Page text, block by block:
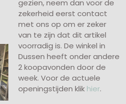
gezien, neem dan voor de
zekerheid eerst contact
met ons op om er zeker
van te zijn dat dit artikel
voorradig is. De winkel in
Dussen heeft onder andere
2 koopavonden door de
week. Voor de actuele
openingstijden klik hier.